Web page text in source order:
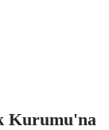
Kurumu'na